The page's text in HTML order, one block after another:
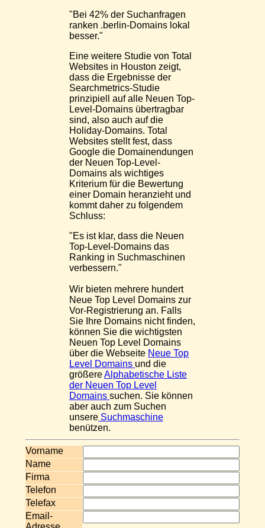
"Bei 42% der Suchanfragen
ranken .berlin-Domains lokal
besser."
Eine weitere Studie von Total
Websites in Houston zeigt,
dass die Ergebnisse der
Searchmetrics-Studie
prinzipiell auf alle Neuen Top-
Level-Domains übertragbar
sind, also auch auf die
Holiday-Domains. Total
Websites stellt fest, dass
Google die Domainendungen
der Neuen Top-Level-
Domains als wichtiges
Kriterium für die Bewertung
einer Domain heranzieht und
kommt daher zu folgendem
Schluss:
"Es ist klar, dass die Neuen
Top-Level-Domains das
Ranking in Suchmaschinen
verbessern."
Wir bieten mehrere hundert
Neue Top Level Domains zur
Vor-Registrierung an. Falls
Sie Ihre Domains nicht finden,
können Sie die wichtigsten
Neuen Top Level Domains
über die Webseite Neue Top
Level Domains und die
größereAlphabetische Liste
der Neuen Top Level
Domains suchen. Sie können
aber auch zum Suchen
unsere Suchmaschine
benützen.
Vorname
Name
Firma
Telefon
Telefax
Email-